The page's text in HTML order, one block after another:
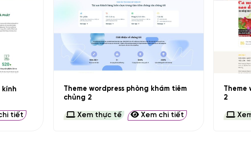
kính
tiết
Theme wordpress phòng khám tiêm
chủng 2
Xem thực tế Xem chi tiết
Theme
2